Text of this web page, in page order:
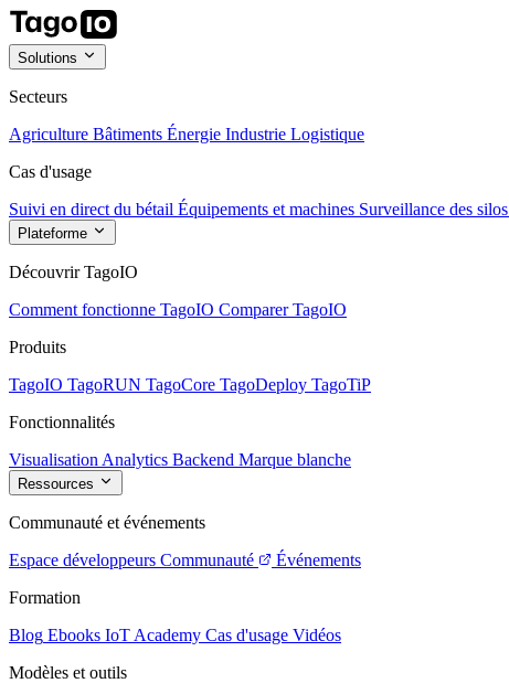
Solutions
Secteurs
Agriculture Bâtiments Énergie Industrie Logistique
Cas d'usage
Suivi en direct du bétail Équipements et machines Surveillance des silos
Plateforme
Découvrir TagoIO
Comment fonctionne TagoIO Comparer TagoIO
Produits
TagoIO TagoRUN TagoCore TagoDeploy TagoTiP
Fonctionnalités
Visualisation Analytics Backend Marque blanche
Ressources
Communauté et événements
Espace développeurs Communauté
Événements
Formation
Blog Ebooks IoT Academy Cas d'usage Vidéos
Modèles et outils